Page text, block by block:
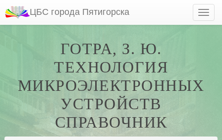
ЦБС города Пятигорска
ГОТРА, З. Ю.
ТЕХНОЛОГИЯ
МИКРОЭЛЕКТРОННЫХ
УСТРОЙСТВ
СПРАВОЧНИК